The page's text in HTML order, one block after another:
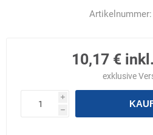
Artikelnummer:
10,17 €
exklusive
i
h